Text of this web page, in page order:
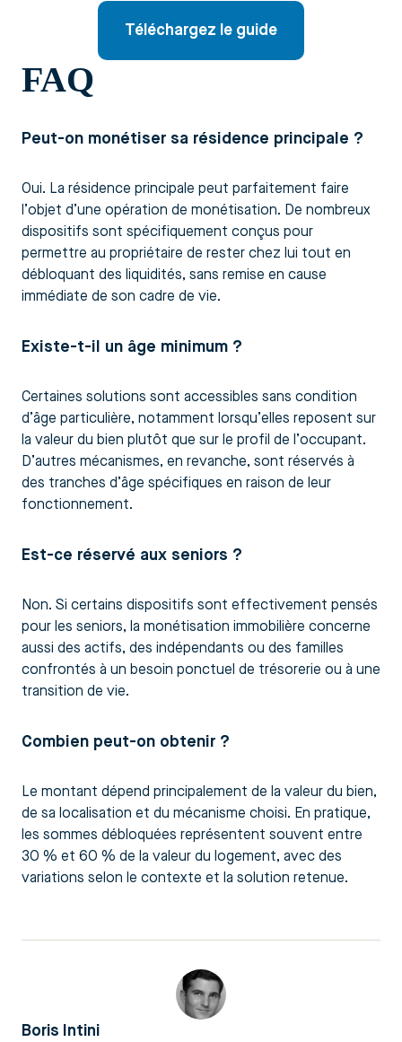
Téléchargez le guide
FAQ
Peut-on monétiser sa résidence principale ?
Oui. La résidence principale peut parfaitement faire
l’objet d’une opération de monétisation. De nombreux
dispositifs sont spécifiquement conçus pour
permettre au propriétaire de rester chez lui tout en
débloquant des liquidités, sans remise en cause
immédiate de son cadre de vie.
Existe-t-il un âge minimum ?
Certaines solutions sont accessibles sans condition
d’âge particulière, notamment lorsqu’elles reposent sur
la valeur du bien plutôt que sur le profil de l’occupant.
D’autres mécanismes, en revanche, sont réservés à
des tranches d’âge spécifiques en raison de leur
fonctionnement.
Est-ce réservé aux seniors ?
Non. Si certains dispositifs sont effectivement pensés
pour les seniors, la monétisation immobilière concerne
aussi des actifs, des indépendants ou des familles
confrontés à un besoin ponctuel de trésorerie ou à une
transition de vie.
Combien peut-on obtenir ?
Le montant dépend principalement de la valeur du bien,
de sa localisation et du mécanisme choisi. En pratique,
les sommes débloquées représentent souvent entre
30 % et 60 % de la valeur du logement, avec des
variations selon le contexte et la solution retenue.
Boris Intini